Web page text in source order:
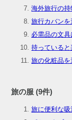
海外旅行の持
旅行カバンを
必需品の文具
持っていると
旅の化粧品を
旅の服 (9件)
旅に便利な吸